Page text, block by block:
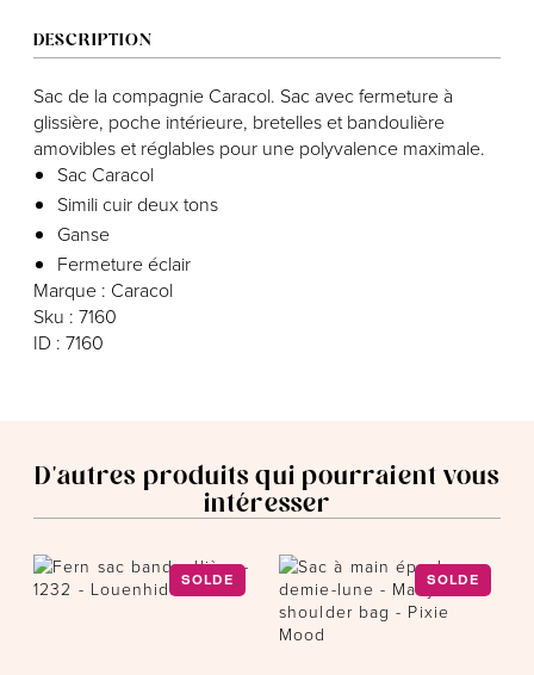
DESCRIPTION
Sac de la compagnie Caracol. Sac avec fermeture à
glissière, poche intérieure, bretelles et bandoulière
amovibles et réglables pour une polyvalence maximale.
Sac Caracol
Simili cuir deux tons
Ganse
Fermeture éclair
Marque : Caracol
Sku : 7160
ID : 7160
D'autres produits qui pourraient vous
intéresser
SOLDE SOLDE